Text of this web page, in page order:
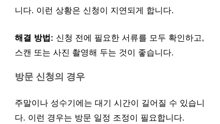
니다. 이런 상황은 신청이 지연되게 합니다.
해결 방법: 신청 전에 필요한 서류를 모두 확인하고,
스캔 또는 사진 촬영해 두는 것이 좋습니다.
방문 신청의 경우
주말이나 성수기에는 대기 시간이 길어질 수 있습니
다. 이런 경우는 방문 일정 조정이 필요합니다.